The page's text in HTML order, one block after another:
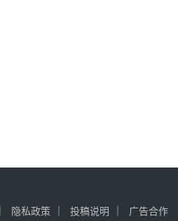
隐私政策 投稿说明 广告合作